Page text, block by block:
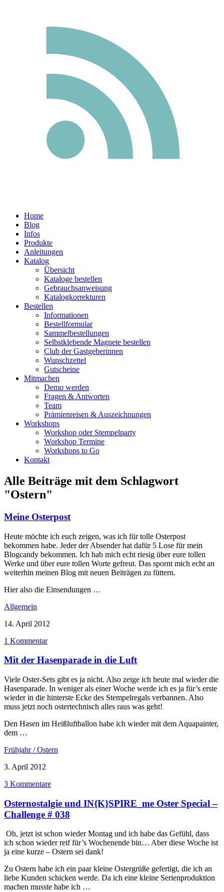
Home
Blog
Infos
Produkte
Anleitungen
Katalog
Übersicht
Kataloge bestellen
Gebrauchsanweisung
Katalogkorrekturen
Bestellen
Informationen
Bestellformular
Sammelbestellungen
Selbstklebende Magnete bestellen
Club der Gastgeberinnen
Wunschzettel
Gutscheine
Mitmachen
Demo werden
Fragen & Antworten
Team
Prämienreisen & Auszeichnungen
Workshops
Workshop oder Stempelparty
Workshop Termine
Workshops to Go
Kontakt
Alle Beiträge mit dem Schlagwort
"Ostern"
Meine Osterpost
Heute möchte ich euch zeigen, was ich für tolle Osterpost
bekommen habe. Jeder der Absender hat dafür 5 Lose für mein
Blogcandy bekommen. Ich hab mich echt riesig über eure tollen
Werke und über eure tollen Worte gefreut. Das spornt mich echt an
weiterhin meinen Blog mit neuen Beiträgen zu füttern.
Hier also die Einsendungen …
Allgemein
14. April 2012
1 Kommentar
Mit der Hasenparade in die Luft
Viele Oster-Sets gibt es ja nicht. Also zeige ich heute mal wieder die
Hasenparade. In weniger als einer Woche werde ich es ja für’s erste
wieder in die hinterste Ecke des Stempelregals verbannen. Also
muss jetzt noch ostertechnisch alles raus was geht!
Den Hasen im Heißluftballon habe ich wieder mit dem Aquapainter,
dem …
Frühjahr / Ostern
3. April 2012
3 Kommentare
Osternostalgie und IN{K}SPIRE_me Oster Special –
Challenge # 038
Oh, jetzt ist schon wieder Montag und ich habe das Gefühl, dass
ich schon wieder reif für’s Wochenende bin… Aber diese Woche ist
ja eine kurze – Ostern sei dank!
Zu Ostern habe ich ein paar kleine Ostergrüße gefertigt, die ich an
liebe Kunden schicken werde. Da ich eine kleine Serienproduktion
machen musste habe ich …